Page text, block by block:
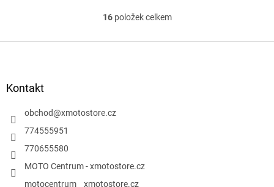
O
l
y
16položek celkem
Kontakt
obchod@xmotostore.cz
774555951
770655580
MOTO Centrum - xmotostore.cz
motocentrum__xmotostore.cz